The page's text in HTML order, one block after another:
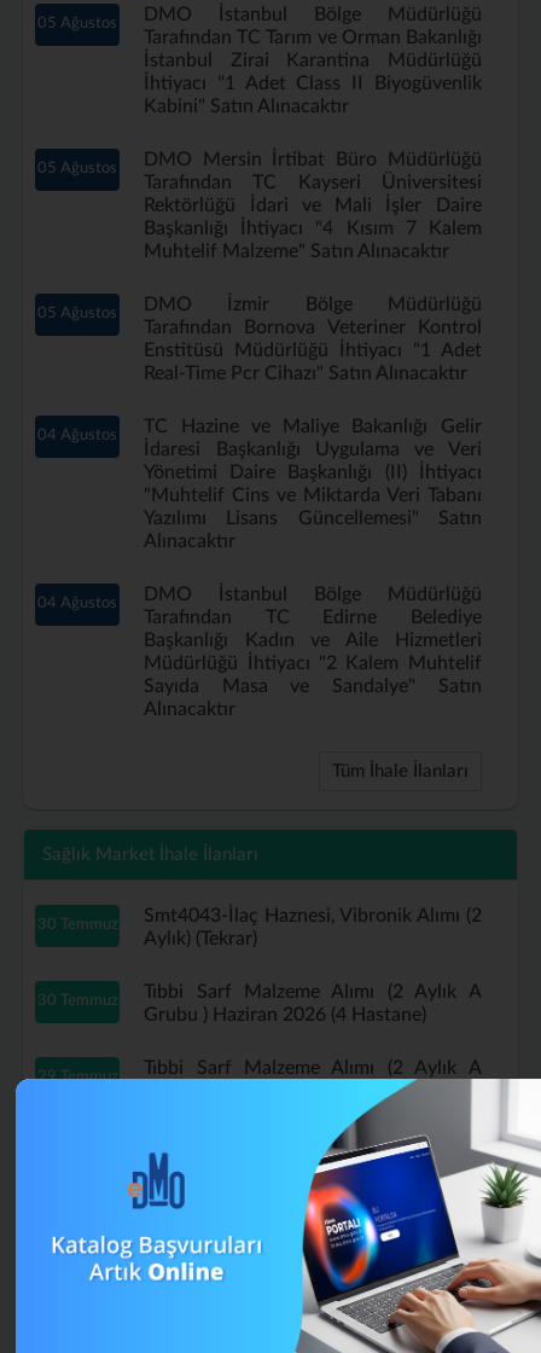
05 Ağustos
DMO İstanbul Bölge Müdürlüğü
Tarafından TC Tarım ve Orman Bakanlığı
İstanbul Zirai Karantina Müdürlüğü
İhtiyacı "1 Adet Class II Biyogüvenlik
Kabini" Satın Alınacaktır
05 Ağustos
DMO Mersin İrtibat Büro Müdürlüğü
Tarafından TC Kayseri Üniversitesi
Rektörlüğü İdari ve Mali İşler Daire
Başkanlığı İhtiyacı "4 Kısım 7 Kalem
Muhtelif Malzeme" Satın Alınacaktır
05 Ağustos
DMO İzmir Bölge Müdürlüğü
Tarafından Bornova Veteriner Kontrol
Enstitüsü Müdürlüğü İhtiyacı "1 Adet
Real-Time Pcr Cihazı" Satın Alınacaktır
04 Ağustos
TC Hazine ve Maliye Bakanlığı Gelir
İdaresi Başkanlığı Uygulama ve Veri
Yönetimi Daire Başkanlığı (II) İhtiyacı
"Muhtelif Cins ve Miktarda Veri Tabanı
Yazılımı Lisans Güncellemesi" Satın
Alınacaktır
04 Ağustos
DMO İstanbul Bölge Müdürlüğü
Tarafından TC Edirne Belediye
Başkanlığı Kadın ve Aile Hizmetleri
Müdürlüğü İhtiyacı "2 Kalem Muhtelif
Sayıda Masa ve Sandalye" Satın
Alınacaktır
Tüm İhale İlanları
Sağlık Market İhale İlanları
30 Temmuz
Smt4043-İlaç Haznesi, Vibronik Alımı (2
Aylık) (Tekrar)
30 Temmuz
Tıbbi Sarf Malzeme Alımı (2 Aylık A
Grubu ) Haziran 2026 (4 Hastane)
29 Temmuz
Tıbbi Sarf Malzeme Alımı (2 Aylık A
Grubu ) Haziran 2026 (Tekrar)
B Grubu Tıbbi Sarf Malzeme Alımı
Mayıs (4 Aylık) (Tekrar)
A Grubu Tıbbi Sarf Malzeme Alımı (4
Aylık) Nisan 2026 (Tekrar)
Muayene Eldiveni Alımı Haziran 2026 (2